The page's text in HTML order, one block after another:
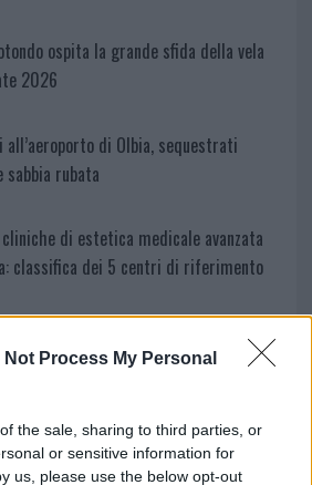
Not Process My Personal
the sale, sharing to third parties, or
or sensitive information for
us, please use the below opt-out
ospita la grande sfida della vela
2026
all’aeroporto di Olbia, sequestrati
sabbia rubata
di estetica medicale avanzata
classifica dei 5 centri di riferimento
a San Pasquale arriva il Campo Base:
conquista Palau: grande
per il suo racconto